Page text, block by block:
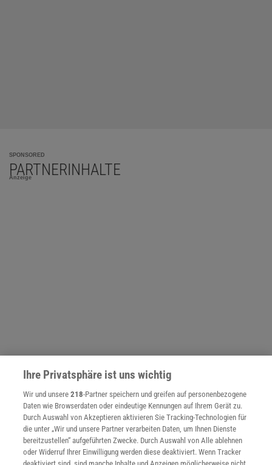
SPONSORED
PARTNERINHALTE
Anzeige
NACH OBEN
Für Sie im Spektrum-Shop und am Kiosk:
Ihre Privatsphäre ist uns wichtig
Wir und unsere218-Partner speichern und greifen auf personenbezogene
Daten wie Browserdaten oder eindeutige Kennungen auf Ihrem Gerät zu.
Durch Auswahl von Akzeptieren aktivieren Sie Tracking-Technologien für
die unter „Wir und unsere Partner verarbeiten Daten, um Ihnen Dienste
bereitzustellen“ aufgeführten Zwecke. Durch Auswahl von Alle ablehnen
oder Widerruf Ihrer Einwilligung werden diese deaktiviert. Wenn Tracker